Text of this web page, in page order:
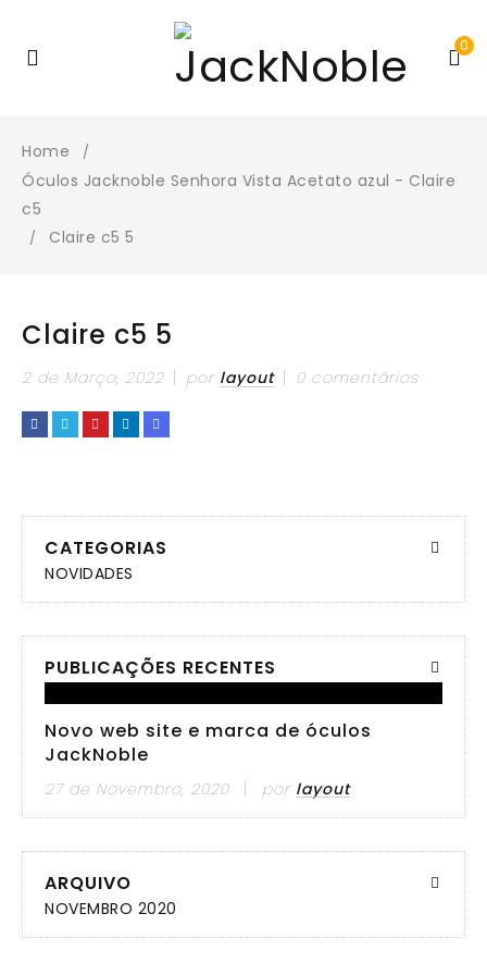
0
Home /
Óculos Jacknoble Senhora Vista Acetato azul - Claire
c5
/ Claire c5 5
Claire c5 5
2 de Março, 2022 por layout 0 comentários
CATEGORIAS
NOVIDADES
PUBLICAÇÕES RECENTES
Novo web site e marca de óculos
JackNoble
27 de Novembro, 2020 por layout
ARQUIVO
NOVEMBRO 2020